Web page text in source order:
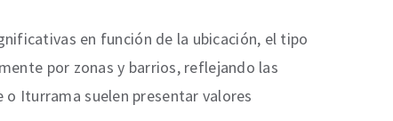
en función de la ubicación, el tipo
por zonas y barrios, reflejando las
Iturrama suelen presentar valores